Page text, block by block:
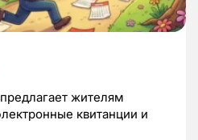
жителям
квитанции и